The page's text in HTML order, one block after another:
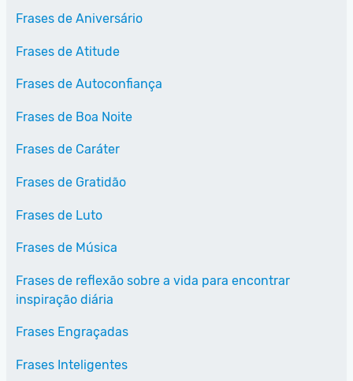
Frases de Aniversário
Frases de Atitude
Frases de Autoconfiança
Frases de Boa Noite
Frases de Caráter
Frases de Gratidão
Frases de Luto
Frases de Música
Frases de reflexão sobre a vida para encontrar
inspiração diária
Frases Engraçadas
Frases Inteligentes